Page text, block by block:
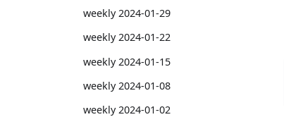
weekly 2024-01-29
weekly 2024-01-22
weekly 2024-01-15
weekly 2024-01-08
weekly 2024-01-02